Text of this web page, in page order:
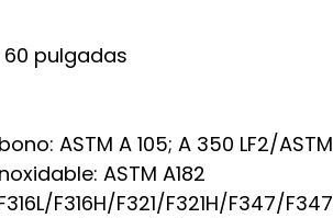
60 pulgadas
ASTM A 105; A 350 LF2/
ASTM A182
F316H/F321/F321H/F347/